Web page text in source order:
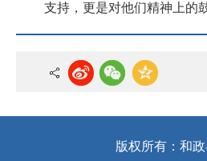
支持，更是对他们精神上的
版权所有：和